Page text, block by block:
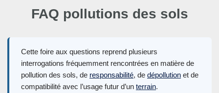
FAQ pollutions des sols
Cette foire aux questions reprend plusieurs
interrogations fréquemment rencontrées en matière de
pollution des sols, de responsabilité, de dépollution et de
compatibilité avec l’usage futur d’un terrain.